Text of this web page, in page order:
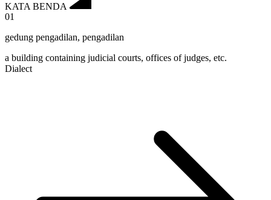
KATA BENDA
01
gedung pengadilan, pengadilan
a building containing judicial courts, offices of judges, etc.
Dialect